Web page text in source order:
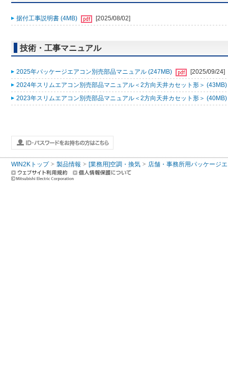
据付工事説明書 (4MB) [2025/08/02]
技術・工事マニュアル
2025年パッケージエアコン別売部品マニュアル (247MB)
[2025/09/24]
2024年スリムエアコン別売部品マニュアル＜2方向天井カセット形＞ (43MB)
2023年スリムエアコン別売部品マニュアル＜2方向天井カセット形＞ (40MB)
WIN2Kトップ 製品情報 [業務用]空調・換気 店舗・事務所用パッケージ